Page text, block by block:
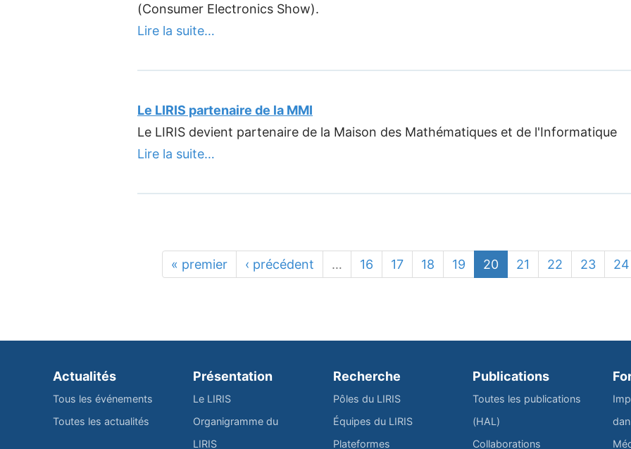
(Consumer Electronics Show).
Lire la suite…
Le LIRIS partenaire de la MMI
Le LIRIS devient partenaire de la Maison des Mathématiques et de l'Informatique
Lire la suite…
« premier ‹ précédent … 16 17 18 19 20 21 22 23 24
Actualités
Tous les événements
Toutes les actualités
Présentation
Le LIRIS
Organigramme du
LIRIS
Recherche
Pôles du LIRIS
Équipes du LIRIS
Plateformes
Publications
Toutes les publications
(HAL)
Collaborations